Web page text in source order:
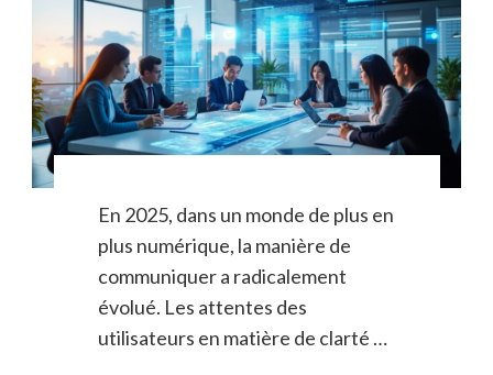
En 2025, dans un monde de plus en
plus numérique, la manière de
communiquer a radicalement
évolué. Les attentes des
utilisateurs en matière de clarté …